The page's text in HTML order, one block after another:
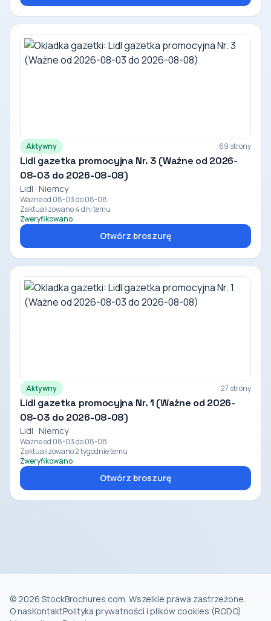
Aktywny 69 strony
Lidl gazetka promocyjna Nr. 3 (Ważne od 2026-
08-03 do 2026-08-08)
Lidl · Niemcy
Ważne od 08-03 do 08-08
Zaktualizowano 4 dni temu
Zweryfikowano
Otwórz broszurę
Aktywny 27 strony
Lidl gazetka promocyjna Nr. 1 (Ważne od 2026-
08-03 do 2026-08-08)
Lidl · Niemcy
Ważne od 08-03 do 08-08
Zaktualizowano 2 tygodnie temu
Zweryfikowano
Otwórz broszurę
© 2026 StockBrochures.com. Wszelkie prawa zastrzeżone.
O nasKontaktPolityka prywatności i plików cookies (RODO)